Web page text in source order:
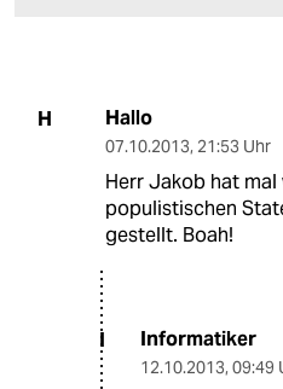
H Hallo
07.10.2013, 21:53 Uhr
Herr Jakob hat
populistischen
gestellt. Boah!
I Informatiker
12.10.2013, 09:49